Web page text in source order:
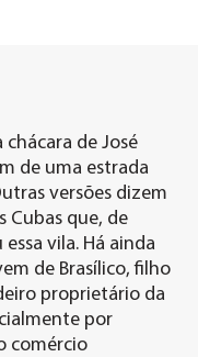
de José
de uma estrada
versões dizem
Cubas que, de
vila. Há ainda
de Brasílico, filho
proprietário da
por
comércio